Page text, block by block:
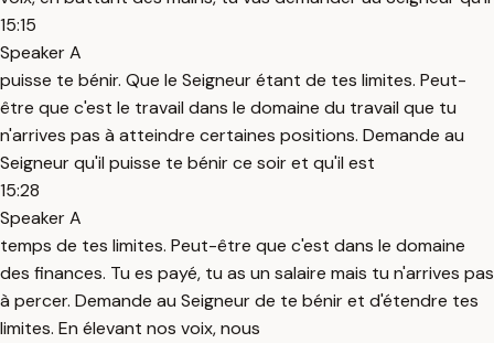
15:15
Speaker A
puisse te bénir. Que le Seigneur étant de tes limites. Peut-
être que c'est le travail dans le domaine du travail que tu
n'arrives pas à atteindre certaines positions. Demande au
Seigneur qu'il puisse te bénir ce soir et qu'il est
15:28
Speaker A
temps de tes limites. Peut-être que c'est dans le domaine
des finances. Tu es payé, tu as un salaire mais tu n'arrives pas
à percer. Demande au Seigneur de te bénir et d'étendre tes
limites. En élevant nos voix, nous